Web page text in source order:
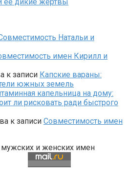
Натальи и
имен Кирилл и
к записи Капские вараны:
южных земель
капельница на дому:
ли рисковать ради быстрого
к записи Совместимость имен
и женских имен